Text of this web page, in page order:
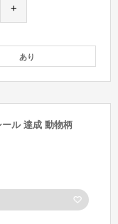
+
あり
ル 達成 動物柄